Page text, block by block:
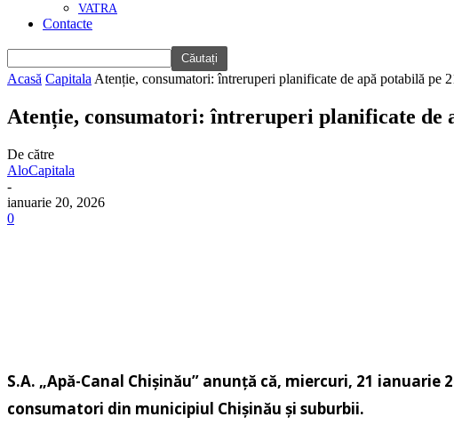
VATRA
Contacte
Acasă Capitala Atenție, consumatori: întreruperi planificate de apă potabilă pe
Atenție, consumatori: întreruperi planificate de
De către
AloCapitala
-
ianuarie 20, 2026
0
S.A. „Apă-Canal Chişinău” anunță că, miercuri, 21
consumatori din municipiul Chișinău și suburbii.